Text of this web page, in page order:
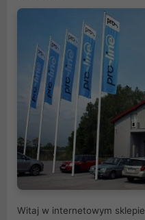
Witaj w internetowym